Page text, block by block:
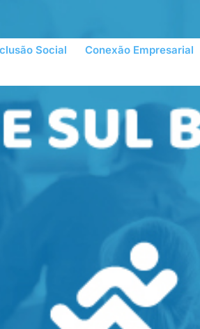
Social Conexão Empresarial